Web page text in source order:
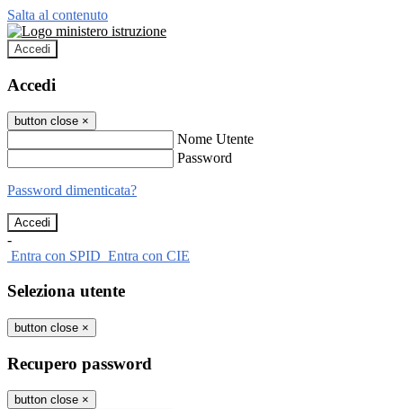
Salta al contenuto
Accedi
Accedi
button close ×
Nome Utente
Password
Password dimenticata?
-
Entra con SPID Entra con CIE
Seleziona utente
button close ×
Recupero password
button close ×